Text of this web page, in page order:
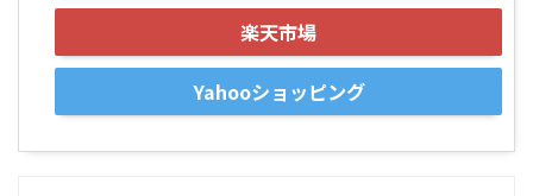
楽天市場
Yahooショッピング